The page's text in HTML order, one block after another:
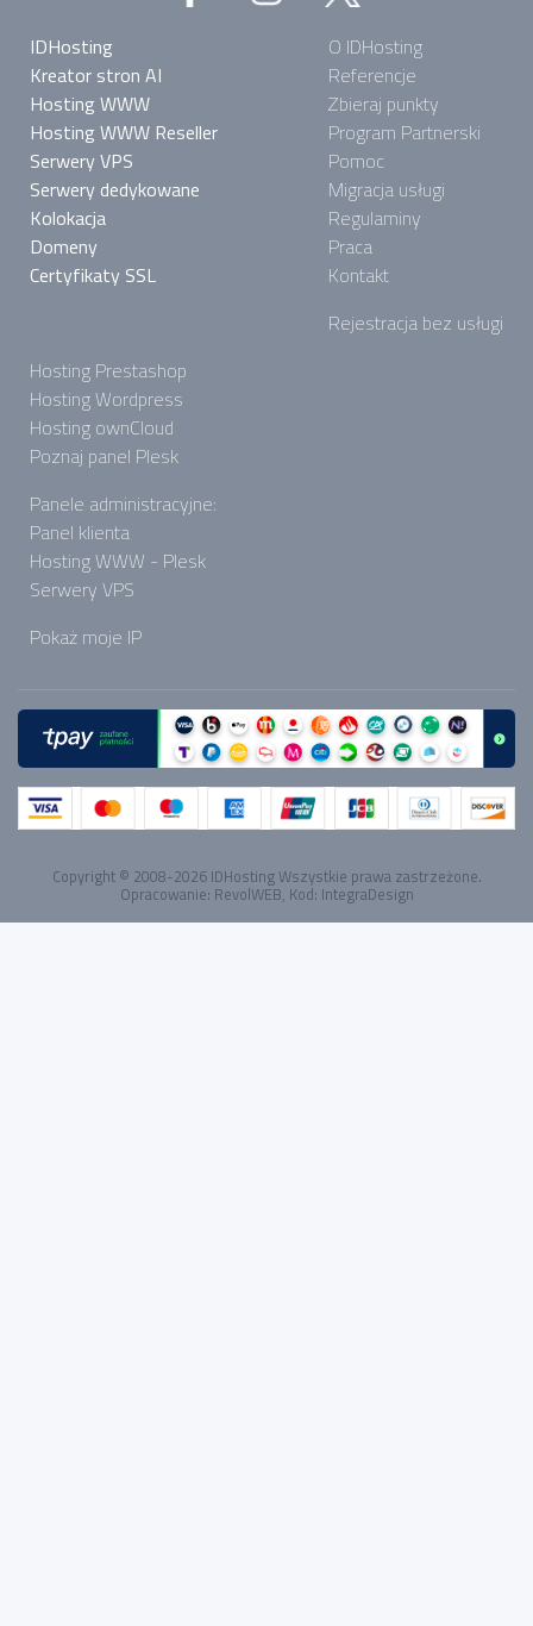
IDHosting
Kreator stron AI
Hosting WWW
Hosting WWW Reseller
Serwery VPS
Serwery dedykowane
Kolokacja
Domeny
Certyfikaty SSL
O IDHosting
Referencje
Zbieraj punkty
Program Partnerski
Pomoc
Migracja usługi
Regulaminy
Praca
Kontakt
Rejestracja bez usługi
Hosting Prestashop
Hosting Wordpress
Hosting ownCloud
Poznaj panel Plesk
Panele administracyjne:
Panel klienta
Hosting WWW - Plesk
Serwery VPS
Pokaż moje IP
Copyright © 2008-2026 IDHostingWszystkie prawa zastrzeżone.
Opracowanie: RevolWEB, Kod: IntegraDesign